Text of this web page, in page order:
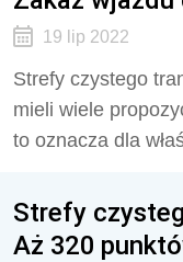
19 lip 2022
Strefy czystego
mieli wiele
to oznacza dla
Strefy
Aż 320